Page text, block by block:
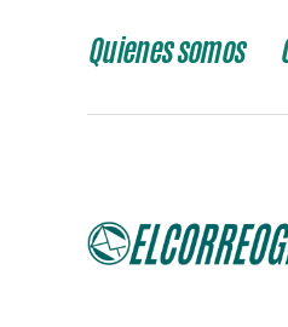
Quienes somos